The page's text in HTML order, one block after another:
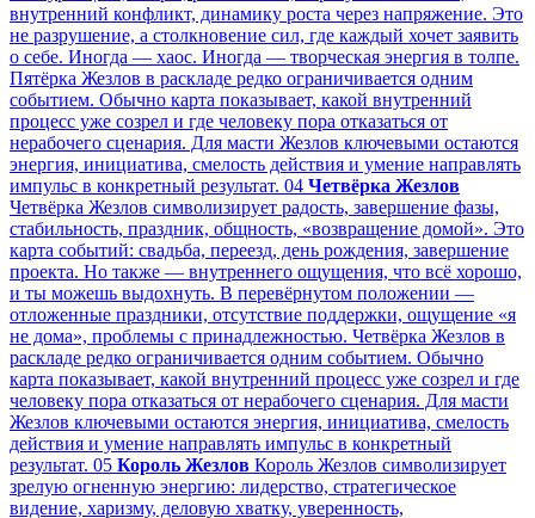
внутренний конфликт, динамику роста через напряжение. Это
не разрушение, а столкновение сил, где каждый хочет заявить
о себе. Иногда — хаос. Иногда — творческая энергия в толпе.
Пятёрка Жезлов в раскладе редко ограничивается одним
событием. Обычно карта показывает, какой внутренний
процесс уже созрел и где человеку пора отказаться от
нерабочего сценария. Для масти Жезлов ключевыми остаются
энергия, инициатива, смелость действия и умение направлять
импульс в конкретный результат. 04 Четвёрка Жезлов
Четвёрка Жезлов символизирует радость, завершение фазы,
стабильность, праздник, общность, «возвращение домой». Это
карта событий: свадьба, переезд, день рождения, завершение
проекта. Но также — внутреннего ощущения, что всё хорошо,
и ты можешь выдохнуть. В перевёрнутом положении —
отложенные праздники, отсутствие поддержки, ощущение «я
не дома», проблемы с принадлежностью. Четвёрка Жезлов в
раскладе редко ограничивается одним событием. Обычно
карта показывает, какой внутренний процесс уже созрел и где
человеку пора отказаться от нерабочего сценария. Для масти
Жезлов ключевыми остаются энергия, инициатива, смелость
действия и умение направлять импульс в конкретный
результат. 05 Король Жезлов Король Жезлов символизирует
зрелую огненную энергию: лидерство, стратегическое
видение, харизму, деловую хватку, уверенность,